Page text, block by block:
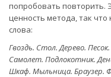
попробовать повторить.
ценность метода, так что
слова:
Гвоздь. Стол. Дерево.
Самолет. Подлокотник.
Шкаф. Мыльница. Браузер.